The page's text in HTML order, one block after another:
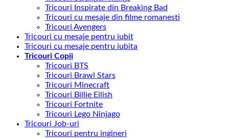
Tricouri Inspirate din Breaking Bad
Tricouri cu mesaje din filme romanesti
Tricouri Avengers
Tricouri cu mesaje pentru iubit
Tricouri cu mesaje pentru iubita
Tricouri Copii
Tricouri BTS
Tricouri Brawl Stars
Tricouri Minecraft
Tricouri Billie Eilish
Tricouri Fortnite
Tricouri Lego Ninjago
Tricouri Job-uri
Tricouri pentru ingineri